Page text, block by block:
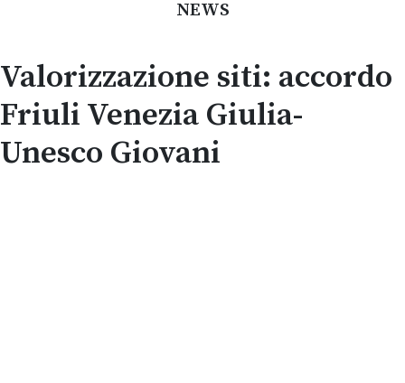
NEWS
Valorizzazione siti: accordo
Friuli Venezia Giulia-
Unesco Giovani